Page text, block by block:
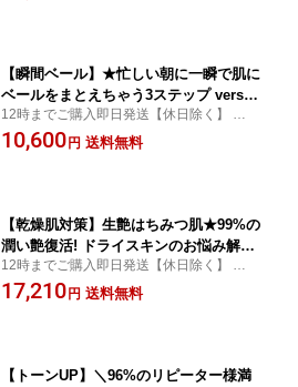
【瞬間ベール】★忙しい朝に一瞬で肌に
ベールをまとえちゃう3ステップ versati
le you ! クレンジングローション lovabl
e you! 美容液クリーム shield me! シル
12時までご購入即日発送【休日除く】 ★肌
の綺麗さは顔の作りよりモテちゃいます ★
忙しい朝に一瞬で肌にベールをまとえちゃ
10,600 円 送料無料
【乾燥肌対策】生艶はちみつ肌★99%の
潤い艶復活! ドライスキンのお悩み解消
キット ドライスキンキット dry skin
kit！ frescaフレスカ 角質美容水 早く使
12時までご購入即日発送【休日除く】 ★全
てのお悩みは乾燥肌から ★その悩みを一緒
に解決するあなたに寄り添うドライスキン
17,210 円 送料無料
【トーンUP】＼96%のリピーター様満